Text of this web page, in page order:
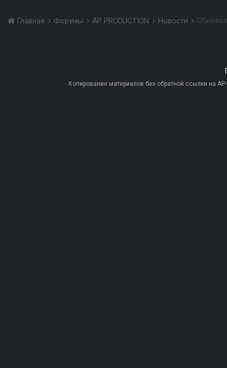
Главная Форумы AP PRODUCTION Новости
Копирование материалов без обратной ссылки на